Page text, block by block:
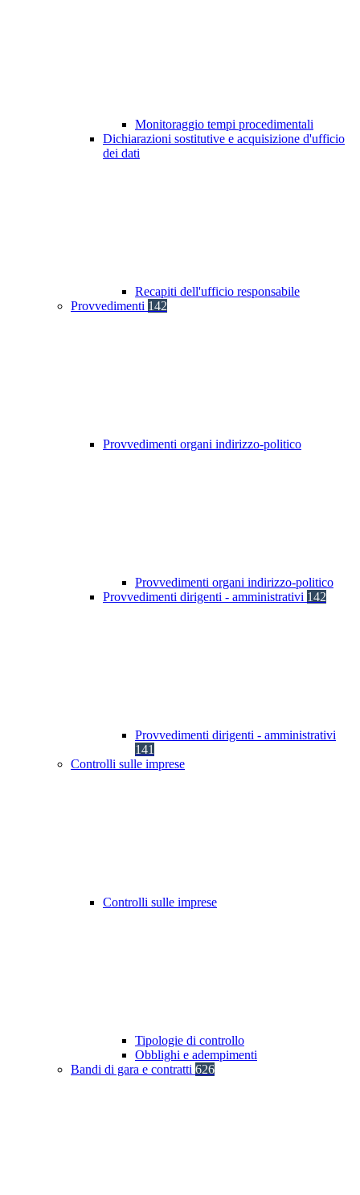
Monitoraggio tempi procedimentali
Dichiarazioni sostitutive e acquisizione d'ufficio
dei dati
Recapiti dell'ufficio responsabile
Provvedimenti 142
Provvedimenti organi indirizzo-politico
Provvedimenti organi indirizzo-politico
Provvedimenti dirigenti - amministrativi 142
Provvedimenti dirigenti - amministrativi
141
Controlli sulle imprese
Controlli sulle imprese
Tipologie di controllo
Obblighi e adempimenti
Bandi di gara e contratti 626